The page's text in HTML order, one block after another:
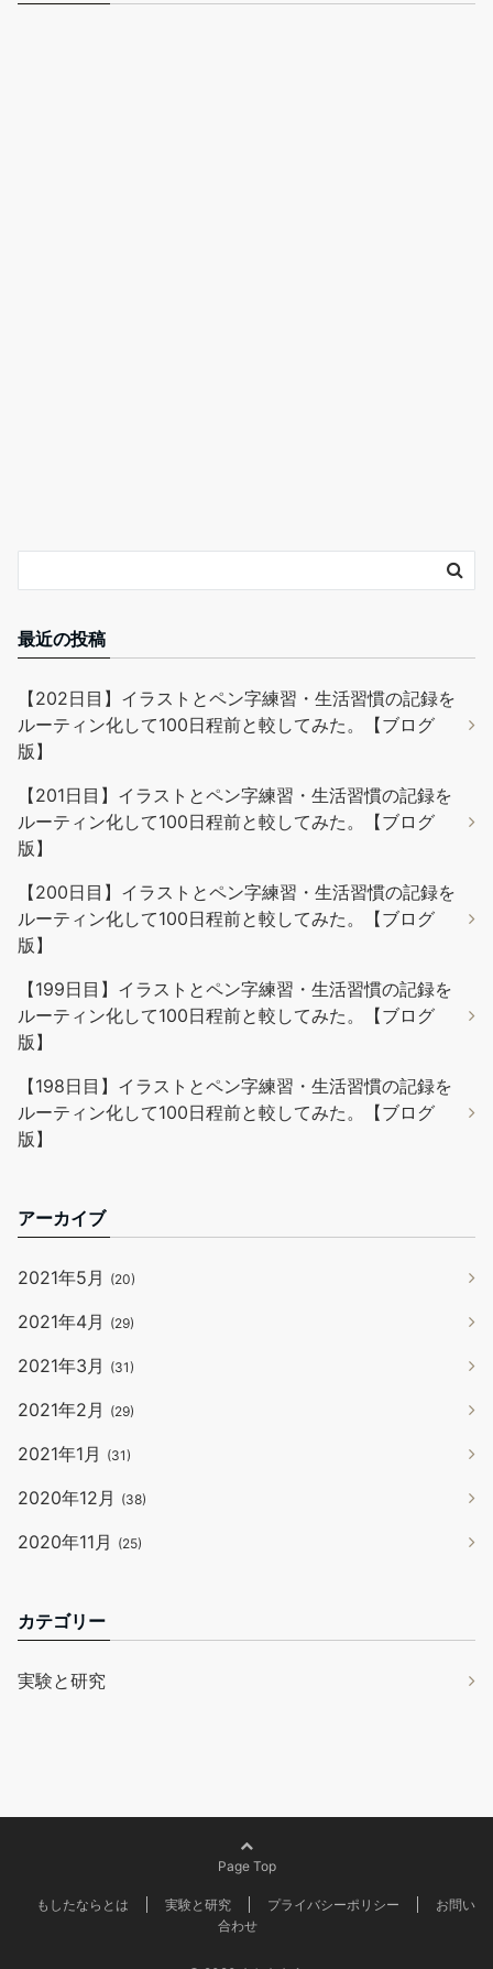
最近の投稿
【202日目】イラストとペン字練習・生活習慣の記録を
ルーティン化して100日程前と較してみた。【ブログ
版】
【201日目】イラストとペン字練習・生活習慣の記録を
ルーティン化して100日程前と較してみた。【ブログ
版】
【200日目】イラストとペン字練習・生活習慣の記録を
ルーティン化して100日程前と較してみた。【ブログ
版】
【199日目】イラストとペン字練習・生活習慣の記録を
ルーティン化して100日程前と較してみた。【ブログ
版】
【198日目】イラストとペン字練習・生活習慣の記録を
ルーティン化して100日程前と較してみた。【ブログ
版】
アーカイブ
2021年5月 (20)
2021年4月 (29)
2021年3月 (31)
2021年2月 (29)
2021年1月 (31)
2020年12月 (38)
2020年11月 (25)
カテゴリー
実験と研究
Page Top
もしたならとは 実験と研究 プライバシーポリシー
お問い
合わせ